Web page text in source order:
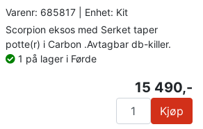
Varenr: 685817 | Enhet: Kit
Scorpion eksos med Serket taper
potte(r) i Carbon .Avtagbar db-killer.
1 på lager i Førde
15 490,-
Kjøp